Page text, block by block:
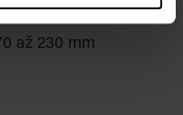
až 230 mm